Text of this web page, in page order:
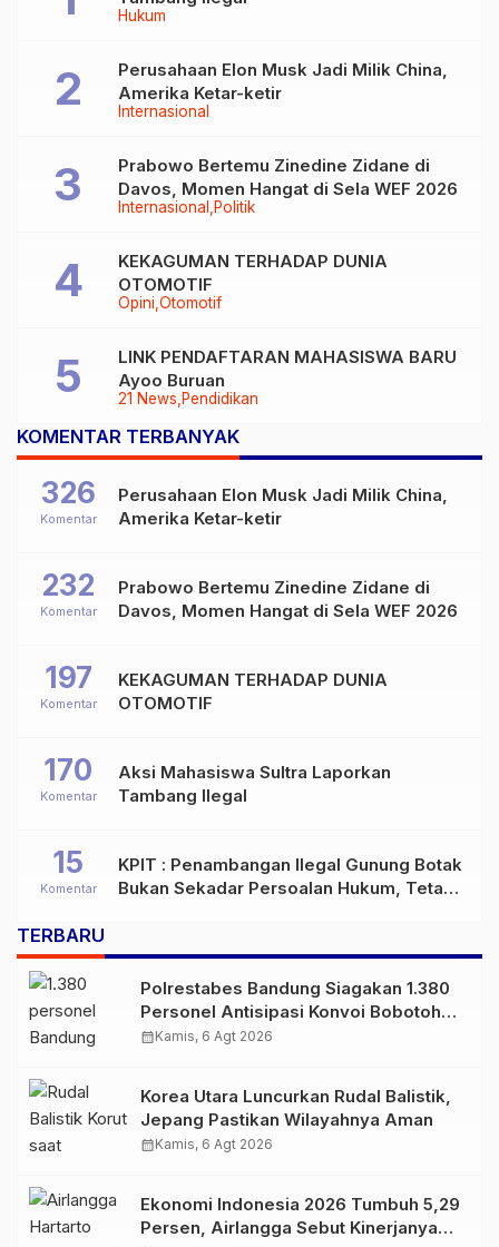
Hukum
Internasional
Perusahaan Elon Musk Jadi Milik China,
Amerika Ketar-ketir
Internasional Politik
Prabowo Bertemu Zinedine Zidane di
Davos, Momen Hangat di Sela WEF 2026
Opini Otomotif
KEKAGUMAN TERHADAP DUNIA
OTOMOTIF
21 News Pendidikan
LINK PENDAFTARAN MAHASISWA BARU
Ayoo Buruan
KOMENTAR TERBANYAK
Perusahaan Elon Musk Jadi Milik China,
Amerika Ketar-ketir
326
Komentar
Prabowo Bertemu Zinedine Zidane di
Davos, Momen Hangat di Sela WEF 2026
232
Komentar
KEKAGUMAN TERHADAP DUNIA
OTOMOTIF
197
Komentar
Aksi Mahasiswa Sultra Laporkan
Tambang Ilegal
170
Komentar
KPIT : Penambangan Ilegal Gunung Botak
Bukan Sekadar Persoalan Hukum, Tetapi
15
Komentar
TERBARU
Polrestabes Bandung Siagakan 1.380
Personel Antisipasi Konvoi Bobotoh
Usai Final Piala Presiden
calendar_monthKamis, 6 Agt 2026
Korea Utara Luncurkan Rudal Balistik,
Jepang Pastikan Wilayahnya Aman
calendar_monthKamis, 6 Agt 2026
Ekonomi Indonesia 2026 Tumbuh 5,29
Persen, Airlangga Sebut Kinerjanya